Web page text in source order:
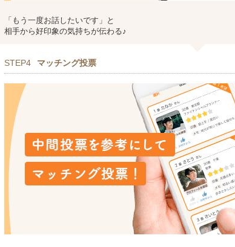
「もう一度お話したいです」と
相手から好印象の気持ちが伝わる♪
STEP4 マッチング投票